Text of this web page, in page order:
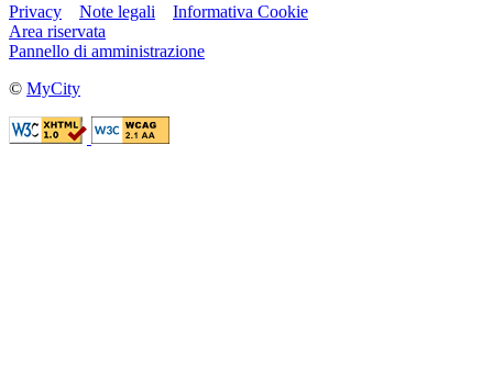
Privacy Note legali
Informativa Cookie
Area riservata
Pannello di amministrazione
© MyCity